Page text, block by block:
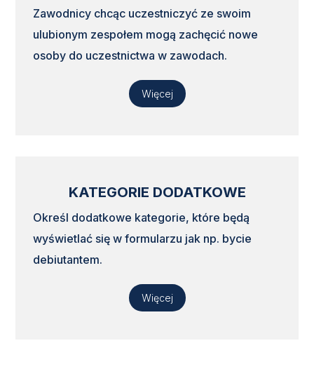
Zawodnicy chcąc uczestniczyć ze swoim
ulubionym zespołem mogą zachęcić nowe
osoby do uczestnictwa w zawodach.
Więcej
KATEGORIE DODATKOWE
Określ dodatkowe kategorie, które będą
wyświetlać się w formularzu jak np. bycie
debiutantem.
Więcej